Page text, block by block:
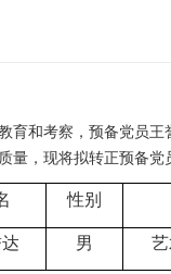
育和考察，预备党员
量，现将拟转正预备党
性别
男